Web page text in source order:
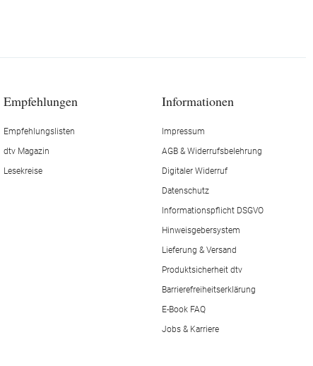
Empfehlungen
Empfehlungslisten
dtv Magazin
Lesekreise
Informationen
Impressum
AGB & Widerrufsbelehrung
Digitaler Widerruf
Datenschutz
Informationspflicht DSGVO
Hinweisgebersystem
Lieferung & Versand
Produktsicherheit dtv
Barrierefreiheitserklärung
E-Book FAQ
Jobs & Karriere